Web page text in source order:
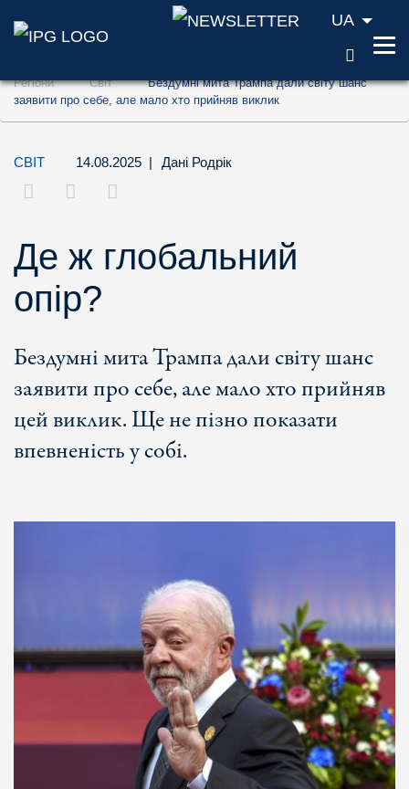
Перейти до змісту (ключ доступу '1')
Перейти до пошуку (ключ доступу '2')
UA
Регіони Світ
Бездумні мита Трампа дали світу шанс
заявити про себе, але мало хто прийняв виклик
СВІТ 14.08.2025 | Дані Родрік
Де ж глобальний
опір?
Бездумні мита Трампа дали світу шанс
заявити про себе, але мало хто прийняв
цей виклик. Ще не пізно показати
впевненість у собі.